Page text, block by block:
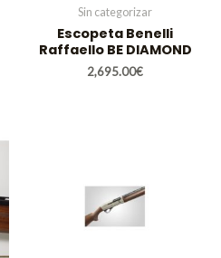
Sin categorizar
Escopeta Benelli
Raffaello BE DIAMOND
2,695.00€